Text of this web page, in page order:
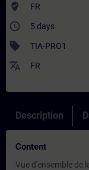
where_to_vote FR
access_time 5 days
sell TIA-PRO1
translate FR
Description
Content
Vue d'ensemble de